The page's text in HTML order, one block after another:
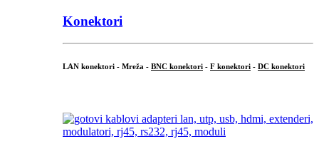
Konektori
LAN konektori - Mreža - BNC konektori - F konektori - DC konektori